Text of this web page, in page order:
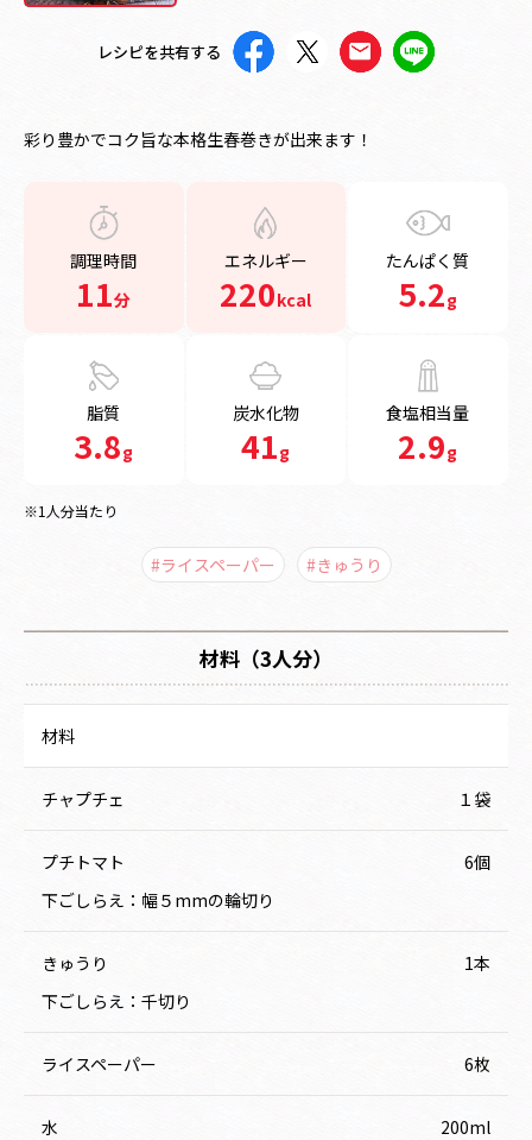
レシピを共有する
彩り豊かでコク旨な本格生春巻きが出来ます！
調理時間
11分
エネルギー
220kcal
たんぱく質
5.2g
脂質
3.8g
炭水化物
41g
食塩相当量
2.9g
※1人分当たり
#ライスペーパー #きゅうり
材料（3人分）
材料
チャプチェ １袋
プチトマト
6個
下ごしらえ：幅５mmの輪切り
きゅうり
1本
下ごしらえ：千切り
ライスペーパー 6枚
水 200ml